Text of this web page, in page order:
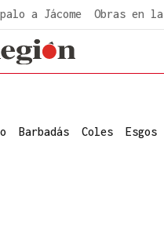
a Jácome Obras en
Barbadás Coles Esgos